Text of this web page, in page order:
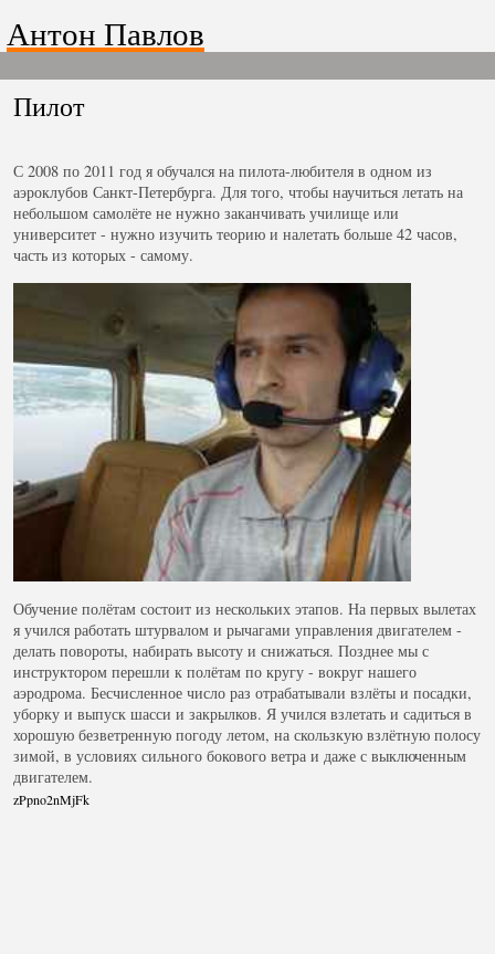
Антон Павлов
Пилот
С 2008 по 2011 год я обучался на пилота-любителя в одном из
аэроклубов Санкт-Петербурга. Для того, чтобы научиться летать на
небольшом самолёте не нужно заканчивать училище или
университет - нужно изучить теорию и налетать больше 42 часов,
часть из которых - самому.
Обучение полётам состоит из нескольких этапов. На первых вылетах
я учился работать штурвалом и рычагами управления двигателем -
делать повороты, набирать высоту и снижаться. Позднее мы с
инструктором перешли к полётам по кругу - вокруг нашего
аэродрома. Бесчисленное число раз отрабатывали взлёты и посадки,
уборку и выпуск шасси и закрылков. Я учился взлетать и садиться в
хорошую безветренную погоду летом, на скользкую взлётную полосу
зимой, в условиях сильного бокового ветра и даже с выключенным
двигателем.
zPpno2nMjFk